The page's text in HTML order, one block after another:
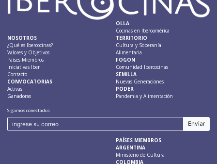
NOSOTROS
¿Qué es Ibercocinas?
Valores y Objetivos
Países Miembros
Iniciativas Iber
Contacto
CONVOCATORIAS
Activas
Ganadoras
OLLA
Cocinas en Iberoamérica
TERRITORIO
Cultura y Soberanía
Alimentaria
FOGON
Comunidad Ibercocinas
SEMILLA
Nuevas Generaciones
PODER
Pandemia y Alimentación
Sigamos conectados
PAÍSES MIEMBROS
ARGENTINA
Ministerio de Cultura
COLOMBIA